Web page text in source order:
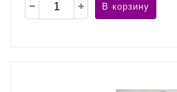
В корзину